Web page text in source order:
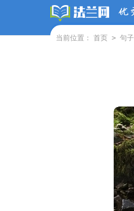
当前位置： 首页 > 句子